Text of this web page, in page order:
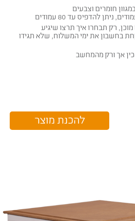
חומרים וצבעים
מוכן, רק תבחרו איך תרצו שיגיע
בחשבון את ימי המשלוח, שלא תגידו